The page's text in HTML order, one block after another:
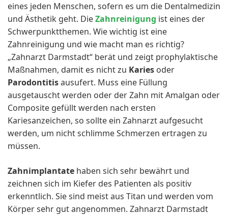
eines jeden Menschen, sofern es um die Dentalmedizin
und Ästhetik geht. DieZahnreinigung ist eines der
Schwerpunktthemen. Wie wichtig ist eine
Zahnreinigung und wie macht man es richtig?
„Zahnarzt Darmstadt“ berät und zeigt prophylaktische
Maßnahmen, damit es nicht zu Karies oder
Parodontitisausufert. Muss eine Füllung
ausgetauscht werden oder der Zahn mit Amalgan oder
Composite gefüllt werden nach ersten
Kariesanzeichen, so sollte ein Zahnarzt aufgesucht
werden, um nicht schlimme Schmerzen ertragen zu
müssen.
Zahnimplantate haben sich sehr bewährt und
zeichnen sich im Kiefer des Patienten als positiv
erkenntlich. Sie sind meist aus Titan und werden vom
Körper sehr gut angenommen. Zahnarzt Darmstadt